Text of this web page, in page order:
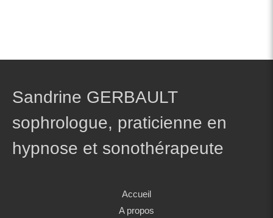
Sandrine GERBAULT
sophrologue, praticienne en
hypnose et sonothérapeute
Accueil
A propos